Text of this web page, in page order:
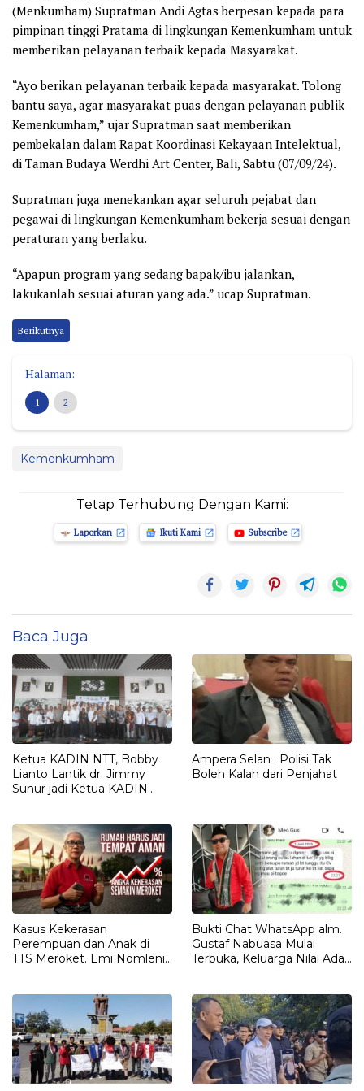
(Menkumham) Supratman Andi Agtas berpesan kepada para
pimpinan tinggi Pratama di lingkungan Kemenkumham untuk
memberikan pelayanan terbaik kepada Masyarakat.
“Ayo berikan pelayanan terbaik kepada masyarakat. Tolong
bantu saya, agar masyarakat puas dengan pelayanan publik
Kemenkumham,” ujar Supratman saat memberikan
pembekalan dalam Rapat Koordinasi Kekayaan Intelektual,
di Taman Budaya Werdhi Art Center, Bali, Sabtu (07/09/24).
Supratman juga menekankan agar seluruh pejabat dan
pegawai di lingkungan Kemenkumham bekerja sesuai dengan
peraturan yang berlaku.
“Apapun program yang sedang bapak/ibu jalankan,
lakukanlah sesuai aturan yang ada.” ucap Supratman.
Berikutnya
Halaman:
1 2
Kemenkumham
Tetap Terhubung Dengan Kami:
Laporkan Ikuti Kami Subscribe
Baca Juga
Ketua KADIN NTT, Bobby
Lianto Lantik dr. Jimmy
Sunur jadi Ketua KADIN
Ampera Selan : Polisi Tak
Boleh Kalah dari Penjahat
Kasus Kekerasan
Perempuan dan Anak di
TTS Meroket. Emi Nomleni :
Bukti Chat WhatsApp alm.
Gustaf Nabuasa Mulai
Terbuka, Keluarga Nilai Ada